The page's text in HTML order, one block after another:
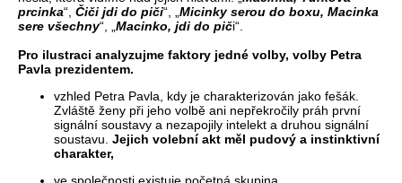
prcinka“, Čiči jdi do piči“, „ Micinky serou do boxu, Macinka
sere všechny“, „ Macinko, jdi do piči“.
Pro ilustraci analyzujme faktory jedné volby, volby Petra
Pavla prezidentem.
vzhled Petra Pavla, kdy je charakterizován jako fešák.
Zvláště ženy při jeho volbě ani nepřekročily práh první
signální soustavy a nezapojily intelekt a druhou signální
soustavu. Jejich volební akt měl pudový a instinktivní
charakter,
ve společnosti existuje početná skupina